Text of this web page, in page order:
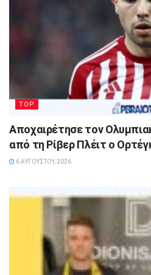
TOP
Αποχαιρέτησε τον
από τη Ρίβερ Πλέιτ ο
6 ΑΥΓΟΎΣΤΟΥ, 2026